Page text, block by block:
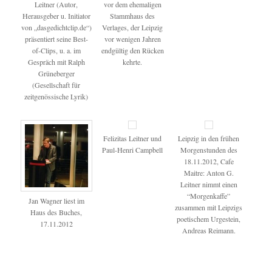
Leitner (Autor,
Herausgeber u. Initiator
von „dasgedichtclip.de“)
präsentiert seine Best-
of-Clips, u. a. im
Gespräch mit Ralph
Grüneberger
(Gesellschaft für
zeitgenössische Lyrik)
vor dem ehemaligen
Stammhaus des
Verlages, der Leipzig
vor wenigen Jahren
endgültig den Rücken
kehrte.
Jan Wagner liest im
Haus des Buches,
17.11.2012
Felizitas Leitner und
Paul-Henri Campbell
Leipzig in den frühen
Morgenstunden des
18.11.2012, Cafe
Maitre: Anton G.
Leitner nimmt einen
“Morgenkaffe”
zusammen mit Leipzigs
poetischem Urgestein,
Andreas Reimann.